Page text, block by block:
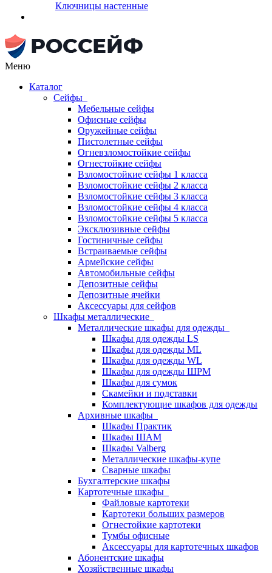
Ключницы настенные
Меню
Каталог
Сейфы
Мебельные сейфы
Офисные сейфы
Оружейные сейфы
Пистолетные сейфы
Огневзломостойкие сейфы
Огнестойкие сейфы
Взломостойкие сейфы 1 класса
Взломостойкие сейфы 2 класса
Взломостойкие сейфы 3 класса
Взломостойкие сейфы 4 класса
Взломостойкие сейфы 5 класса
Эксклюзивные сейфы
Гостиничные сейфы
Встраиваемые сейфы
Армейские сейфы
Автомобильные сейфы
Депозитные сейфы
Депозитные ячейки
Аксессуары для сейфов
Шкафы металлические
Металлические шкафы для одежды
Шкафы для одежды LS
Шкафы для одежды ML
Шкафы для одежды WL
Шкафы для одежды ШРМ
Шкафы для сумок
Скамейки и подставки
Комплектующие шкафов для одежды
Архивные шкафы
Шкафы Практик
Шкафы ШАМ
Шкафы Valberg
Металлические шкафы-купе
Сварные шкафы
Бухгалтерские шкафы
Картотечные шкафы
Файловые картотеки
Картотеки больших размеров
Огнестойкие картотеки
Тумбы офисные
Аксессуары для картотечных шкафов
Абонентские шкафы
Хозяйственные шкафы